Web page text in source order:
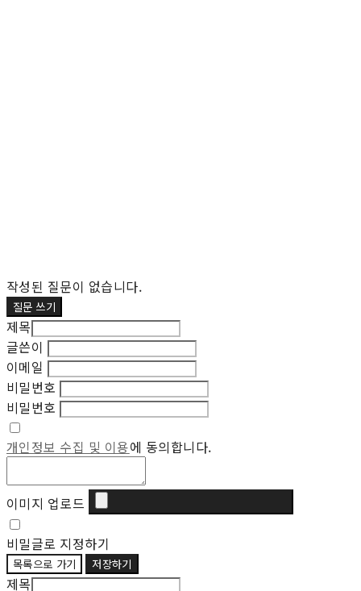
작성된 질문이 없습니다.
질문 쓰기
제목
글쓴이
이메일
비밀번호
비밀번호
개인정보 수집 및 이용에 동의합니다.
이미지 업로드
비밀글로 지정하기
목록으로 가기 저장하기
제목